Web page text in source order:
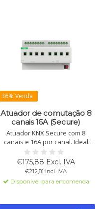
36% Venda
Atuador de comutação 8
canais 16A (Secure)
Atuador KNX Secure com 8
canais e 16A por canal. Ideal
para iluminação, aquecimento e
sinalização. Suporta controle
manual, funções temporais e
lógica.
€175,88 Excl. IVA
€212,81 Incl. IVA
Disponível para encomenda